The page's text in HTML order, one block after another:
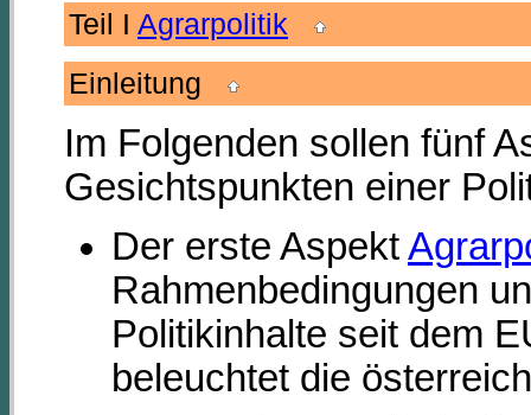
Teil I Agrarpolitik
Einleitung
Im Folgenden sollen fünf
Gesichtspunkten einer
Der erste Aspekt
Rahmenbedingungen
Politikinhalte seit dem
beleuchtet die